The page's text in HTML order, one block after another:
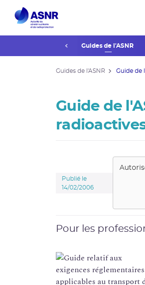
du public Guides de l'ASNR
Guides de l'ASNR Guide de
Guide de
Publié le
14/02/2006
Pour les